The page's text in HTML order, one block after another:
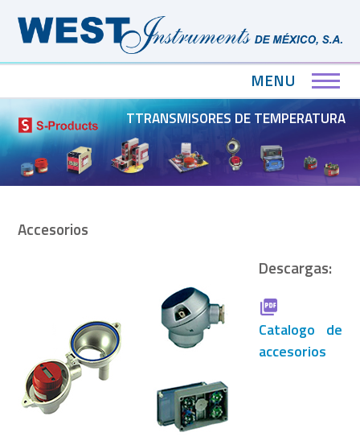
MENU
TTRANSMISORES DE TEMPERATURA
Accesorios
Descargas:
Catalogo de
accesorios